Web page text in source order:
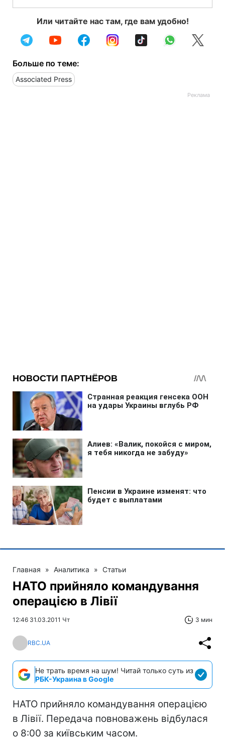
Или читайте нас там, где вам удобно!
Больше по теме:
Associated Press
Главная » Аналитика » Статьи
НАТО прийняло командування
операцією в Лівії
12:46 31.03.2011 Чт 3 мин
RBC.UA
Не трать время на шум! Читай только суть из
РБК-Украина в Google
НАТО прийняло командування операцією
в Лівії. Передача повноважень відбулася
о 8:00 за київським часом.